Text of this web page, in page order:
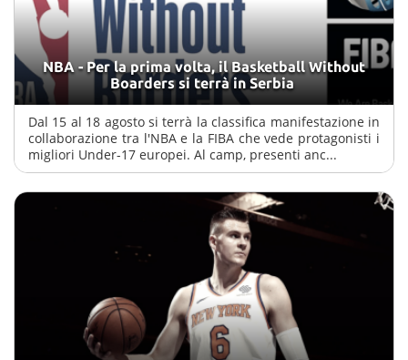
NBA - Per la prima volta, il Basketball Without
Boarders si terrà in Serbia
Dal 15 al 18 agosto si terrà la classifica manifestazione in
collaborazione tra l'NBA e la FIBA che vede protagonisti i
migliori Under-17 europei. Al camp, presenti anc...